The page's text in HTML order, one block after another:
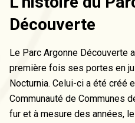
Découverte
Le Parc Argonne Découverte
première fois ses portes en
Nocturnia. Celui-ci a été créé
Communauté de Communes
fur et à mesure des années,